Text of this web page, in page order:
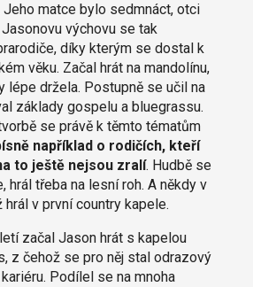
matce bylo sedmnáct, otci
výchovu se tak
díky kterým se dostal k
věku. Začal hrát na mandolínu,
lépe držela. Postupně se učil na
základy gospelu a bluegrassu.
se právě k těmto tématům
například o rodičích, kteří
to ještě nejsou zralí. Hudbě se
hrál třeba na lesní roh. A někdy v
v první country kapele.
začal Jason hrát s kapelou
z čehož se pro něj stal odrazový
Podílel se na mnoha